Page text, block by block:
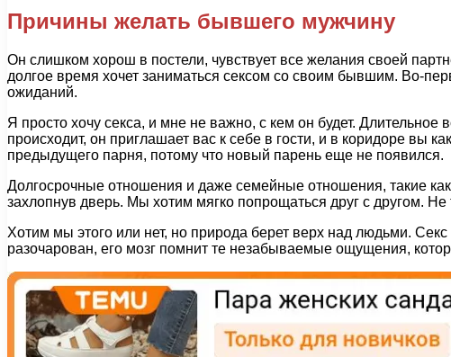
Причины желать бывшего мужчину
Он слишком хорош в постели, чувствует все желания своей
долгое время хочет заниматься сексом со своим бывшим. Во-
ожиданий.
Я просто хочу секса, и мне не важно, с кем он будет.
происходит, он приглашает вас к себе в гости, и в коридоре вы
предыдущего парня, потому что новый парень еще не появился.
Долгосрочные отношения и даже семейные отношения, такие
захлопнув дверь. Мы хотим мягко попрощаться друг с другом.
Хотим мы этого или нет, но природа берет верх над людьми.
разочарован, его мозг помнит те незабываемые ощущения,